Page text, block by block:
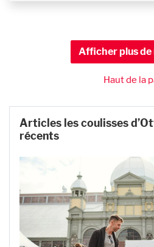
Afficher plus
Haut de la
Articles les coulisses
récents